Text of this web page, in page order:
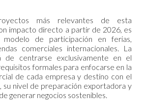
más relevantes de esta
impacto directo a partir de 2026, es
de participación en ferias,
comerciales internacionales. La
de centrarse exclusivamente en el
formales para enfocarse en la
de cada empresa y destino con el
su nivel de preparación exportadora y
generar negocios sostenibles.